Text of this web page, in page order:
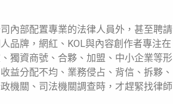
內部配置專業的法律人員外，甚至聘請
品牌，網紅、KOL與內容創作者專注在
獨資商號、合夥、加盟、中小企業等形
益分配不均、業務侵占、背信、拆夥、
機關、司法機關調查時，才趕緊找律師